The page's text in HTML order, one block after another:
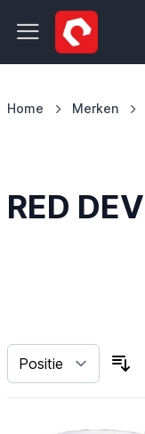
Ga naar de inhoud
Home Merken
RED